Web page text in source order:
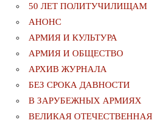
50 ЛЕТ ПОЛИТУЧИЛИЩАМ
АНОНС
АРМИЯ И КУЛЬТУРА
АРМИЯ И ОБЩЕСТВО
АРХИВ ЖУРНАЛА
БЕЗ СРОКА ДАВНОСТИ
В ЗАРУБЕЖНЫХ АРМИЯХ
ВЕЛИКАЯ ОТЕЧЕСТВЕННАЯ